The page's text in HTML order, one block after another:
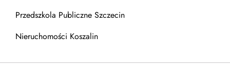
Przedszkola Publiczne Szczecin
Nieruchomości Koszalin